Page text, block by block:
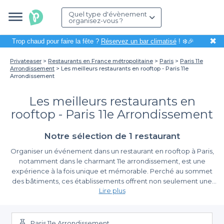
Quel type d'évènement
organisez-vous ?
Trop chaud pour faire la fête ? Réservez un bar climatisé! ❄️🎉 ✖
Privateaser Restaurants en France métropolitaine Paris
Paris 11e
Arrondissement
Les meilleurs restaurants en rooftop - Paris 11e
Arrondissement
Les meilleurs restaurants en
rooftop - Paris 11e Arrondissement
Notre sélection de 1 restaurant
Organiser un événement dans un restaurant en rooftop à Paris,
notamment dans le charmant 11e arrondissement, est une
expérience à la fois unique et mémorable. Perché au sommet
des bâtiments, ces établissements offrent non seulement une
vue imprenable sur la ville lumière mais aussi une atmosphère
d'entreprise. Imaginer votre soirée sous le ciel étoilé de Paris,
tout en dégustant une cuisine raffinée, est une perspective des
Les avantages de la réservation avec Privateaser
Lire plus